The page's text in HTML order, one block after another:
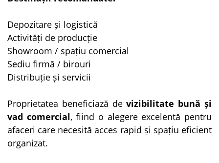
Depozitare și logistică
Activități de producție
Showroom / spațiu comercial
Sediu firmă / birouri
Distribuție și servicii
Proprietatea beneficiază devizibilitate bună și
vad comercial, fiind o alegere excelentă pentru
afaceri care necesită acces rapid și spațiu eficient
organizat.